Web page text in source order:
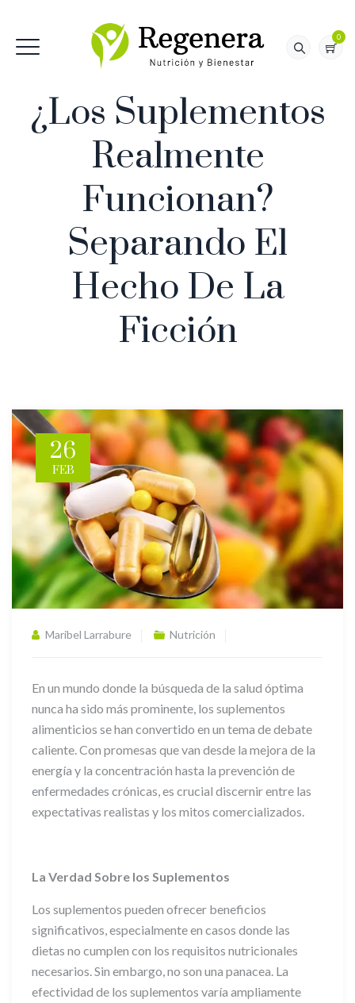
0
¿Los Suplementos
Realmente
Funcionan?
Separando El
Hecho De La
Ficción
26
FEB
Maribel Larrabure Nutrición
En un mundo donde la búsqueda de la salud óptima
nunca ha sido más prominente, los suplementos
alimenticios se han convertido en un tema de debate
caliente. Con promesas que van desde la mejora de la
energía y la concentración hasta la prevención de
enfermedades crónicas, es crucial discernir entre las
expectativas realistas y los mitos comercializados.
La Verdad Sobre los Suplementos
Los suplementos pueden ofrecer beneficios
significativos, especialmente en casos donde las
dietas no cumplen con los requisitos nutricionales
necesarios. Sin embargo, no son una panacea. La
efectividad de los suplementos varía ampliamente